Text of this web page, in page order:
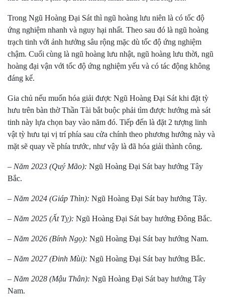
Trong Ngũ Hoàng Đại Sát thì ngũ hoàng lưu niên là có tốc độ
ứng nghiệm nhanh và nguy hại nhất. Theo sau đó là ngũ hoàng
trạch tinh với ảnh hưởng sâu rộng mặc dù tốc độ ứng nghiệm
chậm. Cuối cùng là ngũ hoàng lưu nhật, ngũ hoàng lưu thời, ngũ
hoàng đại vận với tốc độ ứng nghiệm yếu và có tác động không
đáng kể.
Gia chủ nếu muốn hóa giải được Ngũ Hoàng Đại Sát khi đặt tỳ
hưu trên bàn thờ Thần Tài bắt buộc phải tìm được hướng mà sát
tinh này lựa chọn bay vào năm đó. Tiếp đến là đặt 2 tượng linh
vật tỳ hưu tại vị trí phía sau cửa chính theo phương hướng này và
mặt sẽ quay về phía trước, như vậy là đã hóa giải thành công.
– Năm 2023 (Quý Mão): Ngũ Hoàng Đại Sát bay hướng Tây
Bắc.
– Năm 2024 (Giáp Thìn): Ngũ Hoàng Đại Sát bay hướng Tây.
– Năm 2025 (Ất Tỵ): Ngũ Hoàng Đại Sát bay hướng Đông Bắc.
– Năm 2026 (Bính Ngọ): Ngũ Hoàng Đại Sát bay hướng Nam.
– Năm 2027 (Đinh Mùi): Ngũ Hoàng Đại Sát bay hướng Bắc.
– Năm 2028 (Mậu Thân): Ngũ Hoàng Đại Sát bay hướng Tây
Nam.